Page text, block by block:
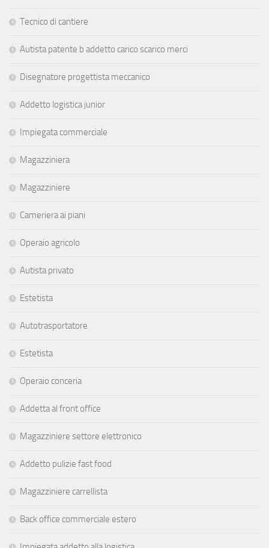
Tecnico di cantiere
Autista patente b addetto carico scarico merci
Disegnatore progettista meccanico
Addetto logistica junior
Impiegata commerciale
Magazziniera
Magazziniere
Cameriera ai piani
Operaio agricolo
Autista privato
Estetista
Autotrasportatore
Estetista
Operaio conceria
Addetta al front office
Magazziniere settore elettronico
Addetto pulizie fast food
Magazziniere carrellista
Back office commerciale estero